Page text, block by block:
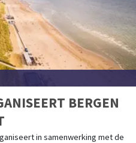
BERGEN
in samenwerking met de